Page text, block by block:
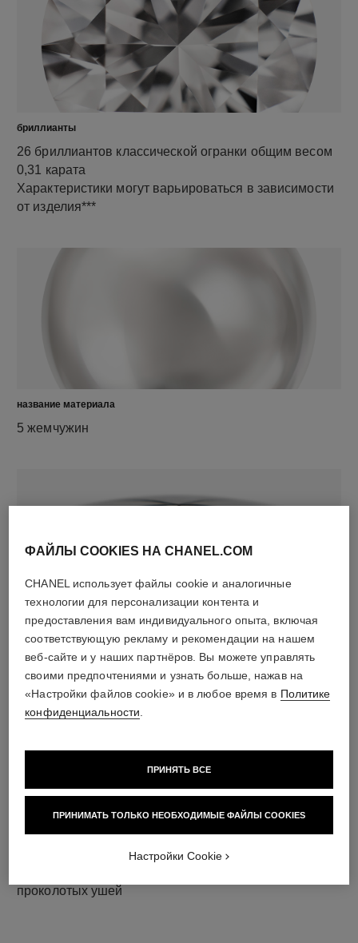
бриллианты
26 бриллиантов классической огранки общим весом
0,31 карата
Характеристики могут варьироваться в зависимости
от изделия***
название материала
5 жемчужин
название материала
Белое золото 18 карат
проколотых ушей
ФАЙЛЫ COOKIES НА CHANEL.COM
CHANEL использует файлы cookie и аналогичные
технологии для персонализации контента и
предоставления вам индивидуального опыта, включая
соответствующую рекламу и рекомендации на нашем
веб-сайте и у наших партнёров. Вы можете управлять
своими предпочтениями и узнать больше, нажав на
«Настройки файлов cookie» и в любое время в Политике
конфиденциальности
ПРИНИМАТЬ ТОЛЬКО НЕОБХОДИМЫЕ ФАЙЛЫ COOKIES
ПРИНЯТЬ ВСЕ
Настройки Cookie